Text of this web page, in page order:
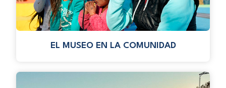
EL MUSEO EN LA COMUNIDAD